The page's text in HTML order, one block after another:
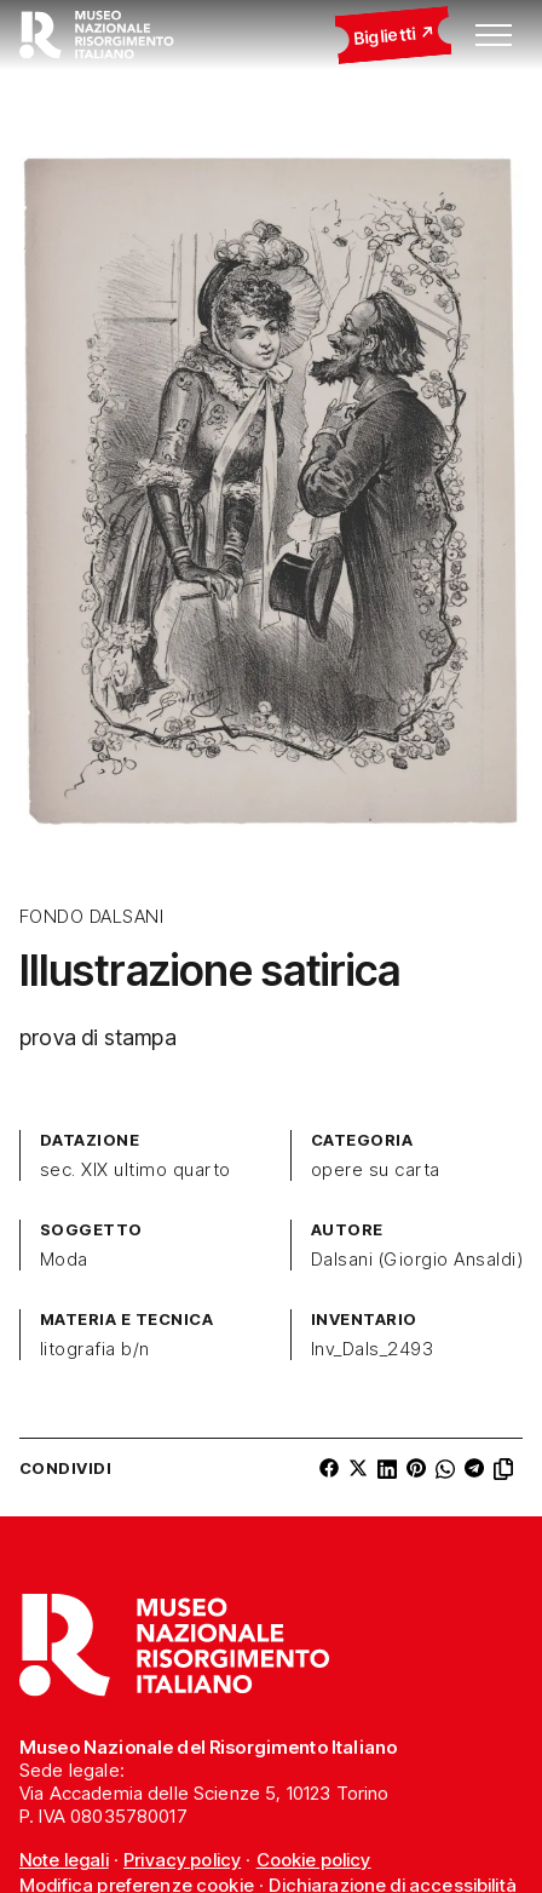
Biglietti
FONDO DALSANI
Illustrazione satirica
prova di stampa
DATAZIONE
sec. XIX ultimo quarto
CATEGORIA
opere su carta
SOGGETTO
Moda
AUTORE
Dalsani (Giorgio Ansaldi)
MATERIA E TECNICA
litografia b/n
INVENTARIO
Inv_Dals_2493
CONDIVIDI
Museo Nazionale del Risorgimento Italiano
Sede legale:
Via Accademia delle Scienze 5, 10123 Torino
P. IVA 08035780017
Note legali· Privacy policy · Cookie policy
Modifica preferenze cookie· Dichiarazione di accessibilità